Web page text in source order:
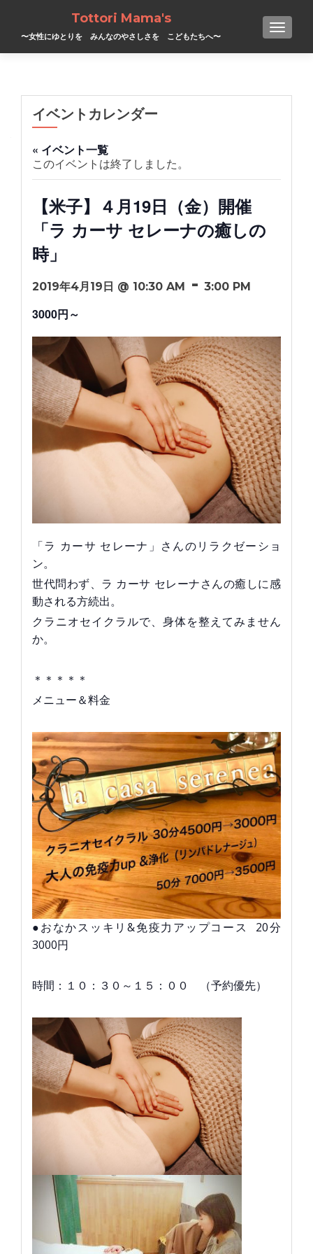
Tottori Mama's
〜女性にゆとりを みんなのやさしさを こどもたちへ〜
イベントカレンダー
« イベント一覧
このイベントは終了しました。
【米子】４月19日（金）開催
「ラ カーサ セレーナの癒しの
時」
2019年4月19日 @ 10:30 AM - 3:00 PM
3000円～
「ラ カーサ セレーナ」さんのリラクゼーショ
ン。
世代問わず、ラ カーサ セレーナさんの癒しに感
動される方続出。
クラニオセイクラルで、身体を整えてみません
か。
＊＊＊＊＊
メニュー＆料金
●おなかスッキリ&免疫力アップコース 20分
3000円
時間：１０：３０～１５：００ （予約優先）